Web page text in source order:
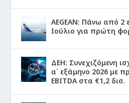
AEGEAN: Πάνω από 2
Ιούλιο για πρώτη
ΔΕΗ: Συνεχιζόμενη
α΄ εξάμηνο 2026 με
EBITDA στα €1,2 δισ.